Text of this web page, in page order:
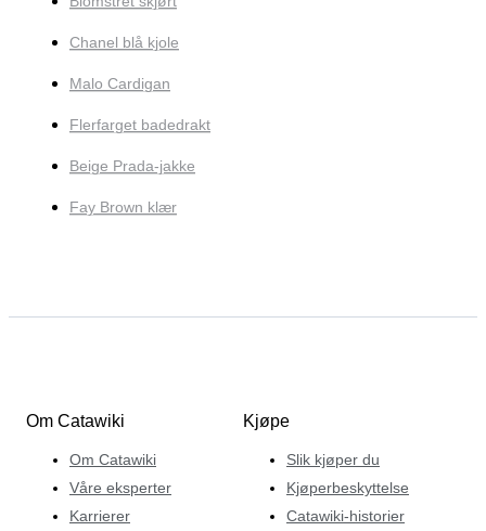
Chanel blå kjole
Malo Cardigan
Flerfarget badedrakt
Beige Prada-jakke
Fay Brown klær
Om Catawiki
Om Catawiki
Våre eksperter
Karrierer
Kjøpe
Slik kjøper du
Kjøperbeskyttelse
Catawiki-historier